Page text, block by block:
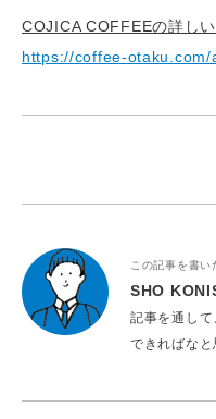
COJICA COFFEEの詳し
https://coffee-otaku.com/
この記事を書い
SHO
記事を通し
できればなと